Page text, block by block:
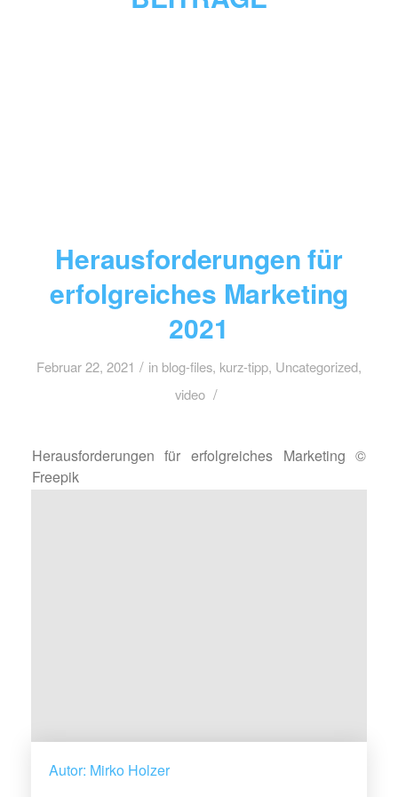
Herausforderungen für
erfolgreiches Marketing
2021
Februar 22, 2021 / in blog-files, kurz-tipp, Uncategorized,
video /
Herausforderungen für erfolgreiches Marketing ©
Freepik
Autor: Mirko Holzer